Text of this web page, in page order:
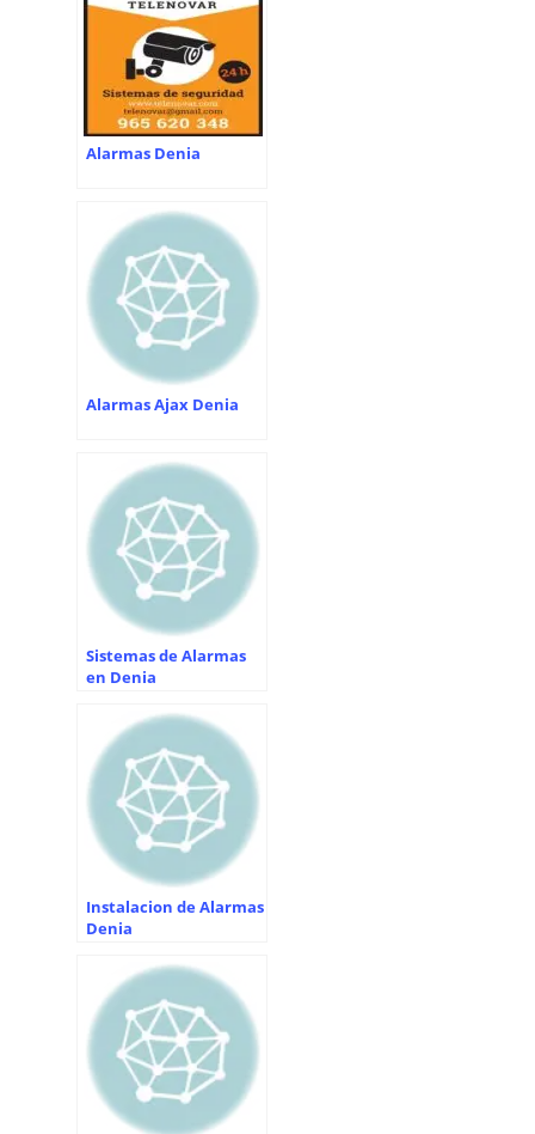
Alarmas Denia
Alarmas Ajax Denia
Sistemas de Alarmas
en Denia
Instalacion de Alarmas
Denia